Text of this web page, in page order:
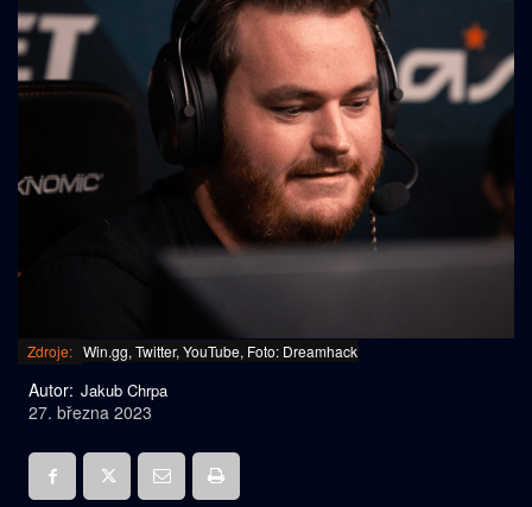
Zdroje: Win.gg, Twitter, YouTube, Foto: Dreamhack
Autor: Jakub Chrpa
27. března 2023